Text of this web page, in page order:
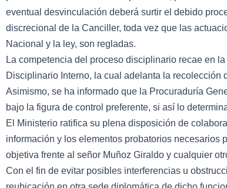
eventual desvinculación deberá surtir el debido
discrecional de la Canciller, toda vez que las
Nacional y la ley, son regladas.
La competencia del proceso disciplinario recae en
Disciplinario Interno, la cual adelanta la recolección
Asimismo, se ha informado que la Procuraduría
bajo la figura de control preferente, si así lo
El Ministerio ratifica su plena disposición de
información y los elementos probatorios necesarios
objetiva frente al señor Muñoz Giraldo y cualquier
Con el fin de evitar posibles interferencias u